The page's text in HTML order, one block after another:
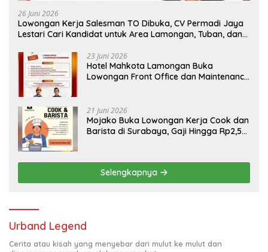
26 Juni 2026
Lowongan Kerja Salesman TO Dibuka, CV Permadi Jaya
Lestari Cari Kandidat untuk Area Lamongan, Tuban, dan
23 Juni 2026
Hotel Mahkota Lamongan Buka
Lowongan Front Office dan Maintenance
21 Juni 2026
Mojako Buka Lowongan Kerja Cook dan
Barista di Surabaya, Gaji Hingga Rp2,5
Selengkapnya
Urband Legend
Cerita atau kisah yang menyebar dari mulut ke mulut dan